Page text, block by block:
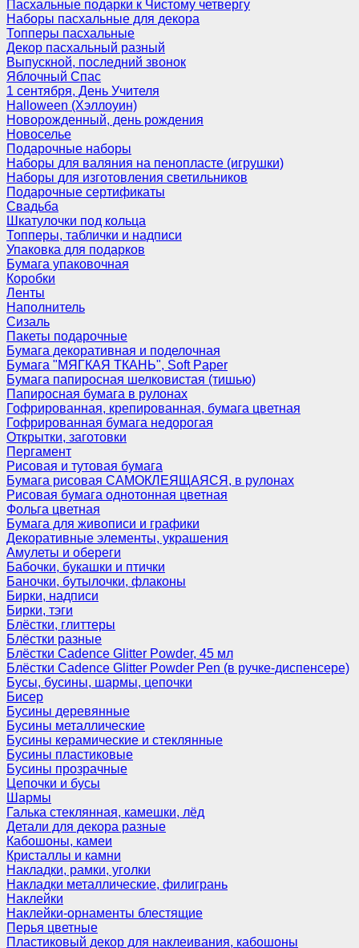
Пасхальные подарки к Чистому четвергу
Наборы пасхальные для декора
Топперы пасхальные
Декор пасхальный разный
Выпускной, последний звонок
Яблочный Спас
1 сентября, День Учителя
Halloween (Хэллоуин)
Новорожденный, день рождения
Новоселье
Подарочные наборы
Наборы для валяния на пенопласте (игрушки)
Наборы для изготовления светильников
Подарочные сертификаты
Свадьба
Шкатулочки под кольца
Топперы, таблички и надписи
Упаковка для подарков
Бумага упаковочная
Коробки
Ленты
Наполнитель
Сизаль
Пакеты подарочные
Бумага декоративная и поделочная
Бумага "МЯГКАЯ ТКАНЬ", Soft Paper
Бумага папиросная шелковистая (тишью)
Папиросная бумага в рулонах
Гофрированная, крепированная, бумага цветная
Гофрированная бумага недорогая
Открытки, заготовки
Пергамент
Рисовая и тутовая бумага
Бумага рисовая САМОКЛЕЯЩАЯСЯ, в рулонах
Рисовая бумага однотонная цветная
Фольга цветная
Бумага для живописи и графики
Декоративные элементы, украшения
Амулеты и обереги
Бабочки, букашки и птички
Баночки, бутылочки, флаконы
Бирки, надписи
Бирки, тэги
Блёстки, глиттеры
Блёстки разные
Блёстки Cadence Glitter Powder, 45 мл
Блёстки Cadence Glitter Powder Pen (в ручке-диспенсере)
Бусы, бусины, шармы, цепочки
Бисер
Бусины деревянные
Бусины металлические
Бусины керамические и стеклянные
Бусины пластиковые
Бусины прозрачные
Цепочки и бусы
Шармы
Галька стеклянная, камешки, лёд
Детали для декора разные
Кабошоны, камеи
Кристаллы и камни
Накладки, рамки, уголки
Накладки металлические, филигрань
Наклейки
Наклейки-орнаменты блестящие
Перья цветные
Пластиковый декор для наклеивания, кабошоны